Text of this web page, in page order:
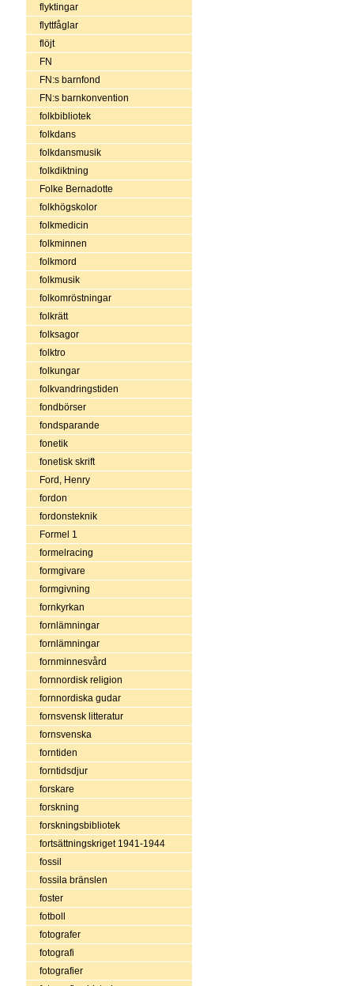
flyktingar
flyttfåglar
flöjt
FN
FN:s barnfond
FN:s barnkonvention
folkbibliotek
folkdans
folkdansmusik
folkdiktning
Folke Bernadotte
folkhögskolor
folkmedicin
folkminnen
folkmord
folkmusik
folkomröstningar
folkrätt
folksagor
folktro
folkungar
folkvandringstiden
fondbörser
fondsparande
fonetik
fonetisk skrift
Ford, Henry
fordon
fordonsteknik
Formel 1
formelracing
formgivare
formgivning
fornkyrkan
fornlämningar
fornlämningar
fornminnesvård
fornnordisk religion
fornnordiska gudar
fornsvensk litteratur
fornsvenska
forntiden
forntidsdjur
forskare
forskning
forskningsbibliotek
fortsättningskriget 1941-1944
fossil
fossila bränslen
foster
fotboll
fotografer
fotografi
fotografier